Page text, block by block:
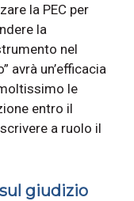
la PEC per
la
nel
avrà un’efficacia
le
entro il
a ruolo il
giudizio